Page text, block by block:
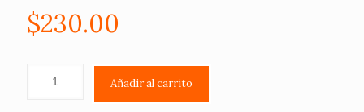
$230.00
Añadir al carrito